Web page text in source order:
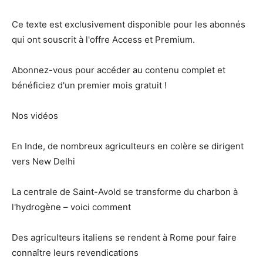
Ce texte est exclusivement disponible pour les abonnés
qui ont souscrit à l'offre Access et Premium.
Abonnez-vous pour accéder au contenu complet et
bénéficiez d'un premier mois gratuit !
Nos vidéos
En Inde, de nombreux agriculteurs en colère se dirigent
vers New Delhi
La centrale de Saint-Avold se transforme du charbon à
l'hydrogène – voici comment
Des agriculteurs italiens se rendent à Rome pour faire
connaître leurs revendications